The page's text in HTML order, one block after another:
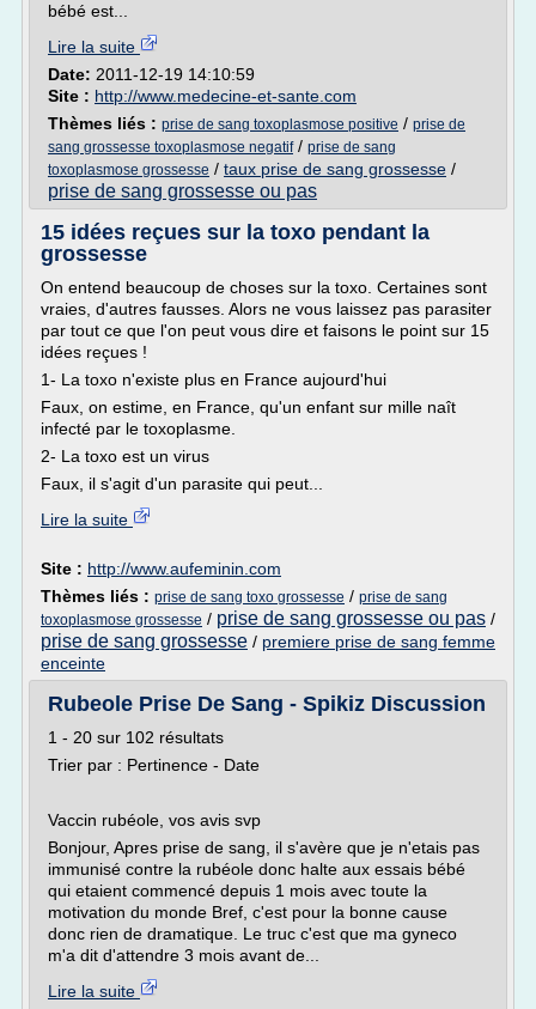
bébé est...
Lire la suite
Date: 2011-12-19 14:10:59
Site : http://www.medecine-et-sante.com
Thèmes liés : prise de sang toxoplasmose positive / prise de
sang grossesse toxoplasmose negatif/ prise de sang
toxoplasmose grossesse / taux prise de sang grossesse /
prise de sang grossesse ou pas
15 idées reçues sur la toxo pendant la
grossesse
On entend beaucoup de choses sur la toxo. Certaines sont
vraies, d'autres fausses. Alors ne vous laissez pas parasiter
par tout ce que l'on peut vous dire et faisons le point sur 15
idées reçues !
1- La toxo n'existe plus en France aujourd'hui
Faux, on estime, en France, qu'un enfant sur mille naît
infecté par le toxoplasme.
2- La toxo est un virus
Faux, il s'agit d'un parasite qui peut...
Lire la suite
Site : http://www.aufeminin.com
Thèmes liés : prise de sang toxo grossesse / prise de sang
toxoplasmose grossesse / prise de sang grossesse ou pas /
prise de sang grossesse / premiere prise de sang femme
enceinte
Rubeole Prise De Sang - Spikiz Discussion
1 - 20 sur 102 résultats
Trier par : Pertinence - Date
Vaccin rubéole, vos avis svp
Bonjour, Apres prise de sang, il s'avère que je n'etais pas
immunisé contre la rubéole donc halte aux essais bébé
qui etaient commencé depuis 1 mois avec toute la
motivation du monde Bref, c'est pour la bonne cause
donc rien de dramatique. Le truc c'est que ma gyneco
m'a dit d'attendre 3 mois avant de...
Lire la suite